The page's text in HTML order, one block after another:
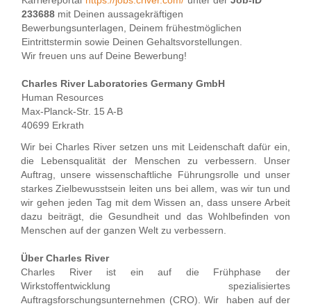
233688 mit Deinen aussagekräftigen
Bewerbungsunterlagen, Deinem frühestmöglichen
Eintrittstermin sowie Deinen Gehaltsvorstellungen.
Wir freuen uns auf Deine Bewerbung!
Charles River Laboratories Germany GmbH
Human Resources
Max-Planck-Str. 15 A-B
40699 Erkrath
Wir bei Charles River setzen uns mit Leidenschaft dafür ein,
die Lebensqualität der Menschen zu verbessern. Unser
Auftrag, unsere wissenschaftliche Führungsrolle und unser
starkes Zielbewusstsein leiten uns bei allem, was wir tun und
wir gehen jeden Tag mit dem Wissen an, dass unsere Arbeit
dazu beiträgt, die Gesundheit und das Wohlbefinden von
Menschen auf der ganzen Welt zu verbessern.
Über Charles River
Charles River ist ein auf die Frühphase der
Wirkstoffentwicklung spezialisiertes
Auftragsforschungsunternehmen (CRO). Wir haben auf der